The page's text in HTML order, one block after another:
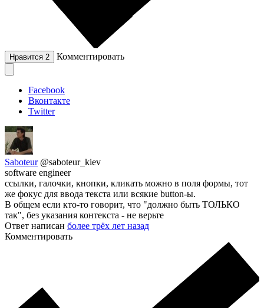
Нравится 2 Комментировать
Facebook
Вконтакте
Twitter
Saboteur @saboteur_kiev
software engineer
ссылки, галочки, кнопки, кликать можно в поля формы, тот
же фокус для ввода текста или всякие button-ы.
В общем если кто-то говорит, что "должно быть ТОЛЬКО
так", без указания контекста - не верьте
Ответ написан более трёх лет назад
Комментировать